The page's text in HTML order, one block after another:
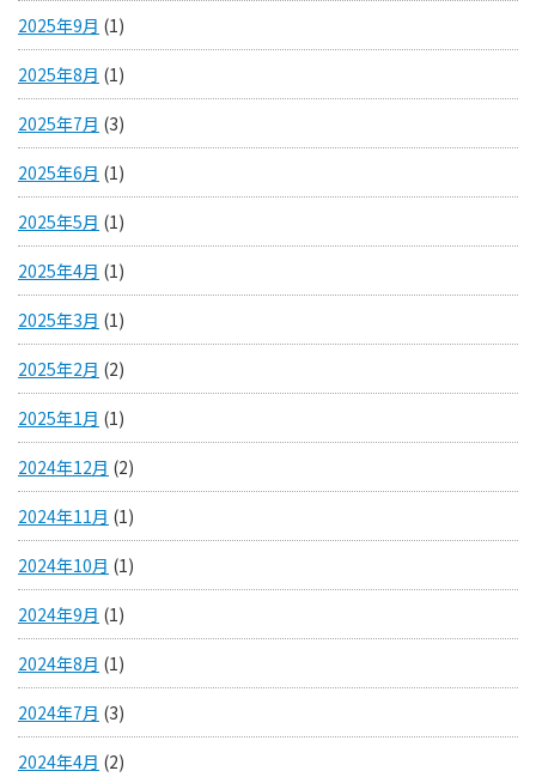
2025年9月 (1)
2025年8月 (1)
2025年7月 (3)
2025年6月 (1)
2025年5月 (1)
2025年4月 (1)
2025年3月 (1)
2025年2月 (2)
2025年1月 (1)
2024年12月 (2)
2024年11月 (1)
2024年10月 (1)
2024年9月 (1)
2024年8月 (1)
2024年7月 (3)
2024年4月 (2)